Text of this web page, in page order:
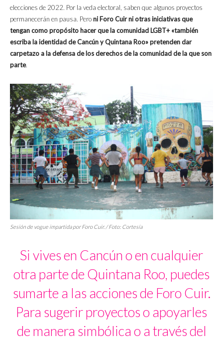
elecciones de 2022. Por la veda electoral, saben que algunos proyectos
permanecerán en pausa. Peroni Foro Cuir ni otras iniciativas que
tengan como propósito hacer que la comunidad LGBT+ «también
escriba la identidad de Cancún y Quintana Roo» pretenden dar
carpetazo a la defensa de los derechos de la comunidad de la que son
parte.
Sesión de vogue impartida por Foro Cuir. / Foto: Cortesía
Si vives en Cancún o en cualquier
otra parte de Quintana Roo, puedes
sumarte a las acciones de Foro Cuir.
Para sugerir proyectos o apoyarles
de manera simbólica o a través del